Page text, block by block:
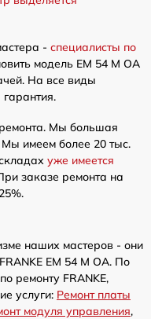
- специалисты по
модель EM 54 M OA
На все виды
Мы большая
Мы имеем более 20 тыс.
уже имеется
заказе ремонта на
наших мастеров - они
EM 54 M OA. По
ремонту FRANKE,
услуги: Ремонт платы
модуля управления,